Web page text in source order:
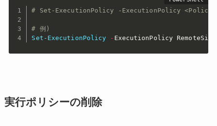
# Set-ExecutionPolicy -ExecutionPolicy
# 例)
Set-ExecutionPolicy
- ExecutionPolicy
実行ポリシーの削除